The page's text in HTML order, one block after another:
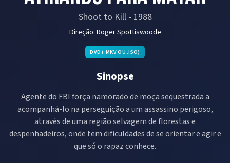
Shoot to Kill- 1988
Direção:Roger Spottiswoode
DVD (.MKV OU .ISO)
Sinopse
Agente do FBI força namorado de moça seqüestrada a
acompanhá-lo na perseguição a um assassino perigoso,
através de uma região selvagem de florestas e
despenhadeiros, onde tem dificuldades de se orientar e agir e
que só o rapaz conhece.